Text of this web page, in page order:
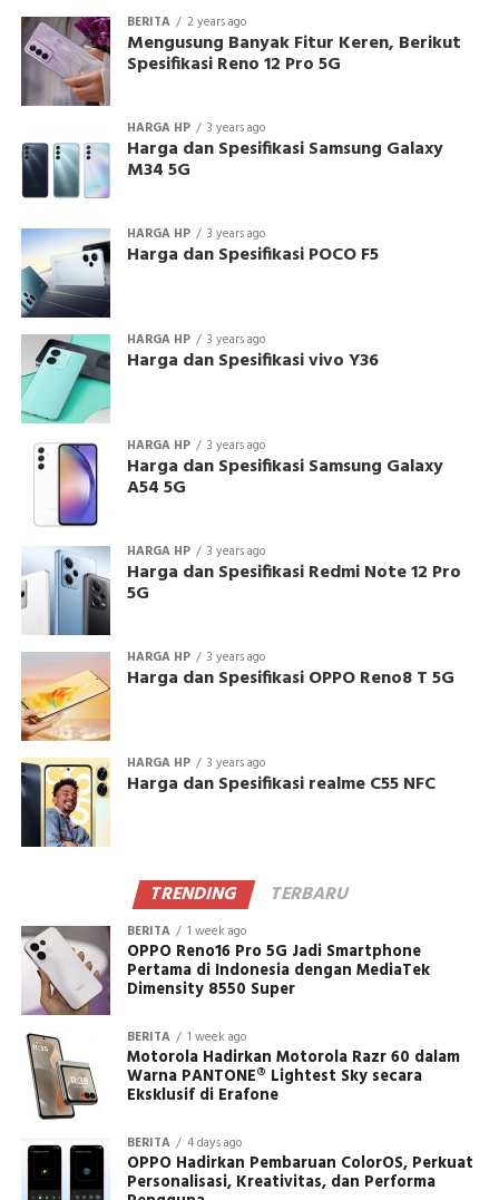
BERITA 2 years ago
Mengusung Banyak Fitur Keren, Berikut
Spesifikasi Reno 12 Pro 5G
HARGA HP 3 years ago
Harga dan Spesifikasi Samsung Galaxy
M34 5G
HARGA HP 3 years ago
Harga dan Spesifikasi POCO F5
HARGA HP 3 years ago
Harga dan Spesifikasi vivo Y36
HARGA HP 3 years ago
Harga dan Spesifikasi Samsung Galaxy
A54 5G
HARGA HP 3 years ago
Harga dan Spesifikasi Redmi Note 12 Pro
5G
HARGA HP 3 years ago
Harga dan Spesifikasi OPPO Reno8 T 5G
HARGA HP 3 years ago
Harga dan Spesifikasi realme C55 NFC
TRENDING TERBARU
BERITA 1 week ago
OPPO Reno16 Pro 5G Jadi Smartphone
Pertama di Indonesia dengan MediaTek
Dimensity 8550 Super
BERITA 1 week ago
Motorola Hadirkan Motorola Razr 60 dalam
Warna PANTONE® Lightest Sky secara
Eksklusif di Erafone
BERITA 4 days ago
OPPO Hadirkan Pembaruan ColorOS, Perkuat
Personalisasi, Kreativitas, dan Performa